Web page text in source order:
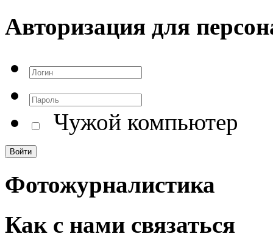
Авторизация для
Чужой компьютер
Фотожурналистика
Как с нами связаться